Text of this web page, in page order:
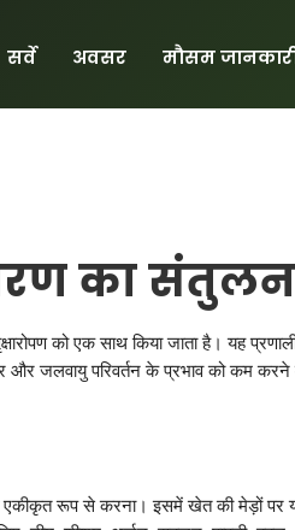
सर्वे अवसर मौसम
कासंतुलन
को एक साथ किया जाता है। यह
और जलवायु परिवर्तन के प्रभाव को कम करने
एकीकृत रूप से करना। इसमें खेत की मेड़ों पर